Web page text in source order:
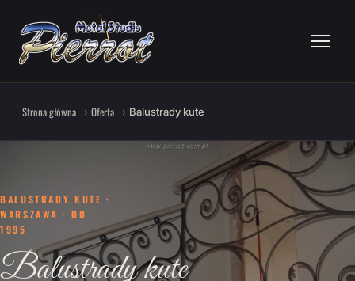
Strona główna Oferta Balustrady kute
BALUSTRADY KUTE ·
WARSZAWA · OD
1995
Balustrady kute